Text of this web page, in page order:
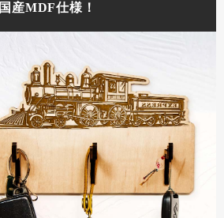
国産MDF仕様！